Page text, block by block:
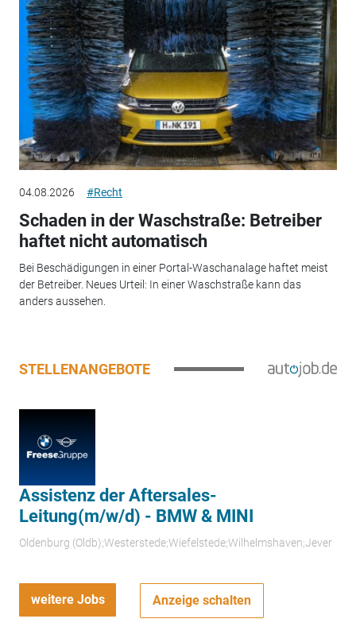
04.08.2026 #Recht
Schaden in der Waschstraße: Betreiber
haftet nicht automatisch
Bei Beschädigungen in einer Portal-Waschanalage haftet meist
der Betreiber. Neues Urteil: In einer Waschstraße kann das
anders aussehen.
STELLENANGEBOTE
Assistenz der Aftersales-
Leitung(m/w/d) - BMW & MINI
Oldenburg (Oldb);Westerstede;Wiefelstede;Wilhelmshaven;Jever
weitere Jobs Anzeige schalten